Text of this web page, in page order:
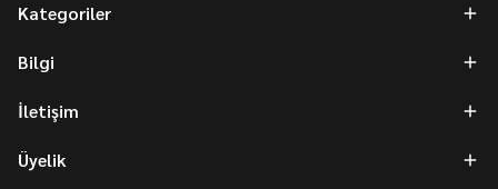
Kategoriler
Bilgi
İletişim
Üyelik